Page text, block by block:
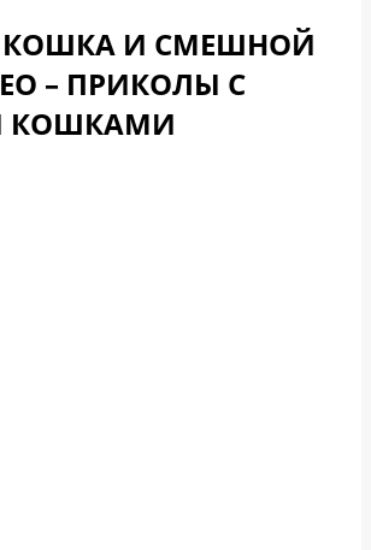
И СМЕШНОЙ
– ПРИКОЛЫ С
КОШКАМИ